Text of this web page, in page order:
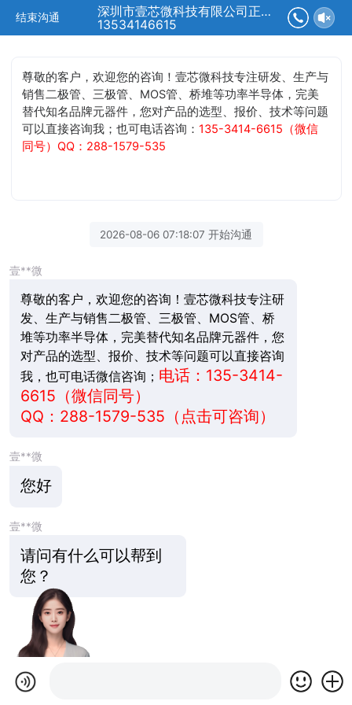
结束沟通
深圳市壹芯微科技有限公司正在为您服务
13534146615
尊敬的客户，欢迎您的咨询！壹芯微科技专注研发、生产与
销售二极管、三极管、MOS管、桥堆等功率半导体，完美
替代知名品牌元器件，您对产品的选型、报价、技术等问题
可以直接咨询我；也可电话咨询：135-3414-6615（微信
同号）QQ：288-1579-535
2026-08-06 07:18:07 开始沟通
壹**微
尊敬的客户，欢迎您的咨询！壹芯微科技专注研
发、生产与销售二极管、三极管、MOS管、桥
堆等功率半导体，完美替代知名品牌元器件，您
对产品的选型、报价、技术等问题可以直接咨询
我，也可电话微信咨询； 电话：135-3414-
6615（微信同号）
QQ： 288-1579-535 （点击可咨询）
壹**微
您好
壹**微
请问有什么可以帮到
您？